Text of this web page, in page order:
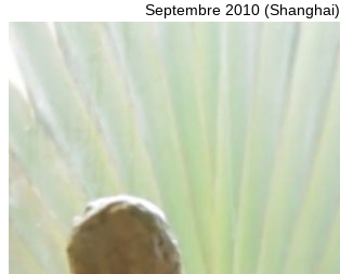
Septembre 2010 (Shanghai)